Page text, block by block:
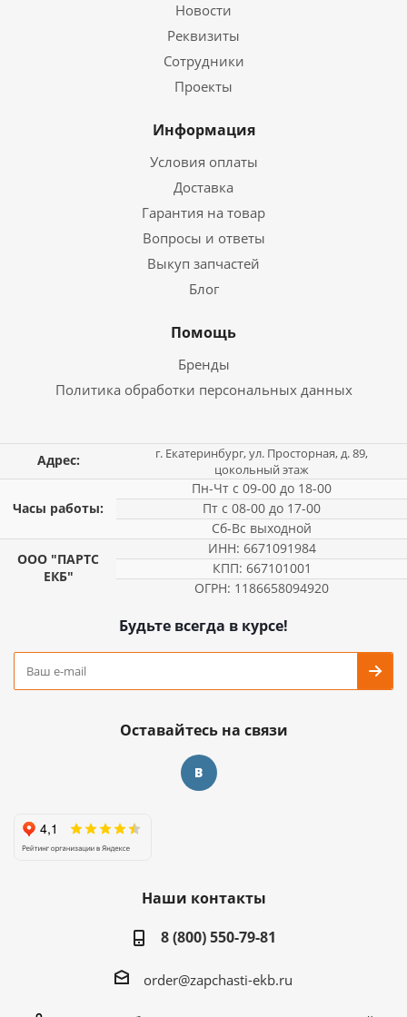
Новости
Реквизиты
Сотрудники
Проекты
Информация
Условия оплаты
Доставка
Гарантия на товар
Вопросы и ответы
Выкуп запчастей
Блог
Помощь
Бренды
Политика обработки персональных данных
Адрес:
г. Екатеринбург, ул. Просторная, д. 89,
цокольный этаж
Часы работы:
Пн-Чт с 09-00 до 18-00
Пт с 08-00 до 17-00
Сб-Вс выходной
ООО "ПАРТС
ЕКБ"
ИНН: 6671091984
КПП: 667101001
ОГРН: 1186658094920
Будьте всегда в курсе!
Оставайтесь на связи
Наши контакты
8 (800) 550-79-81
order@zapchasti-ekb.ru